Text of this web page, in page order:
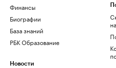
Финансы
Биографии
База знаний
РБК Образование
Новости